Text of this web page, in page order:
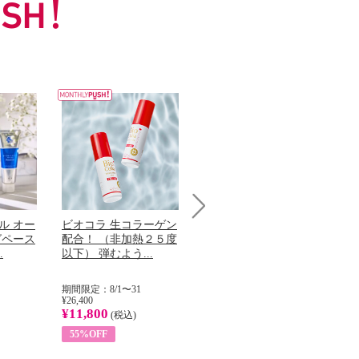
オー
ース
ビオコラ 生コラーゲン
配合！ （非加熱２５度
以下） 弾むよう...
期間限定：8/1〜31
¥26,400
¥11,800 (税込)
55%OFF